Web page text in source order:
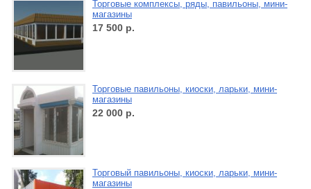
Торговые комплексы, ряды, павильоны, мини-
магазины
17 500 р.
Торговые павильоны, киоски, ларьки, мини-
магазины
22 000 р.
Торговый павильоны, киоски, ларьки, мини-
магазины